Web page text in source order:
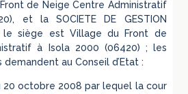
de Neige Centre Administratif
et la SOCIETE DE GESTION
le siège est Village du Front de
à Isola 2000 (06420) ; les
au Conseil d’Etat :
20 octobre 2008 par lequel la cour